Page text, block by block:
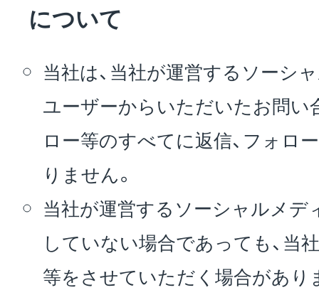
について
当社は、当社が運営するソーシ
ユーザーからいただいたお問い
ロー等のすべてに返信、フォロ
りません。
当社が運営するソーシャルメデ
していない場合であっても、当
等をさせていただく場合があり